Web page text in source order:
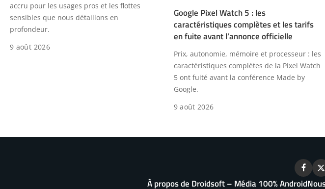
accru pour les usages pros et les flottes
sensibles que nous détaillons en
profondeur.
9 août 2026
Google Pixel Watch 5 : les
caractéristiques complètes et les tarifs
en fuite avant l’annonce officielle
Prix, autonomie, mémoire et processeur : les
caractéristiques complètes de la Pixel Watch
5 ont fuité avant la conférence Made by
Google.
9 août 2026
À propos de Droidsoft – Média 100% Android